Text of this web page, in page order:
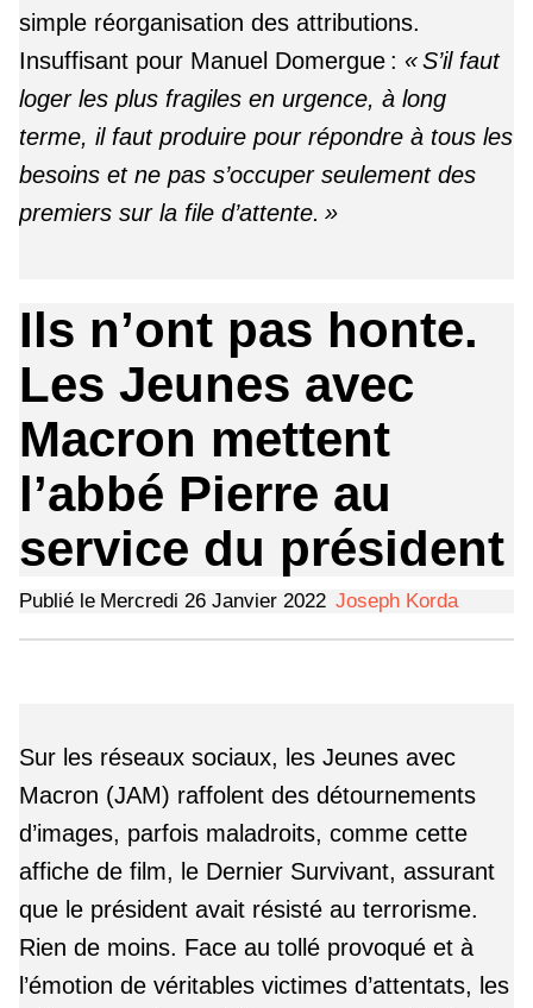
simple réorganisation des attributions.
Insuffisant pour Manuel Domergue : « S’il faut
loger les plus fragiles en urgence, à long
terme, il faut produire pour répondre à tous les
besoins et ne pas s’occuper seulement des
premiers sur la file d’attente. »
Ils n’ont pas honte.
Les Jeunes avec
Macron mettent
l’abbé Pierre au
service du président
Publié le Mercredi 26 Janvier 2022 Joseph Korda
Sur les réseaux sociaux, les Jeunes avec
Macron (JAM) raffolent des détournements
d’images, parfois maladroits, comme cette
affiche de film, le Dernier Survivant, assurant
que le président avait résisté au terrorisme.
Rien de moins. Face au tollé provoqué et à
l’émotion de véritables victimes d’attentats, les